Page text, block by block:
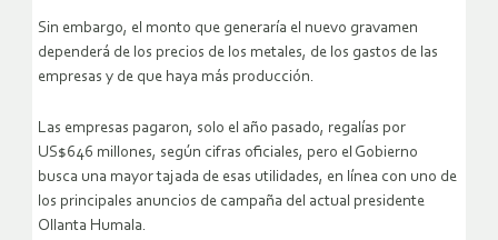
Sin embargo, el monto que generaría el nuevo gravamen
dependerá de los precios de los metales, de los gastos de las
empresas y de que haya más producción.
Las empresas pagaron, solo el año pasado, regalías por
US$646 millones, según cifras oficiales, pero el Gobierno
busca una mayor tajada de esas utilidades, en línea con uno de
los principales anuncios de campaña del actual presidente
Ollanta Humala.